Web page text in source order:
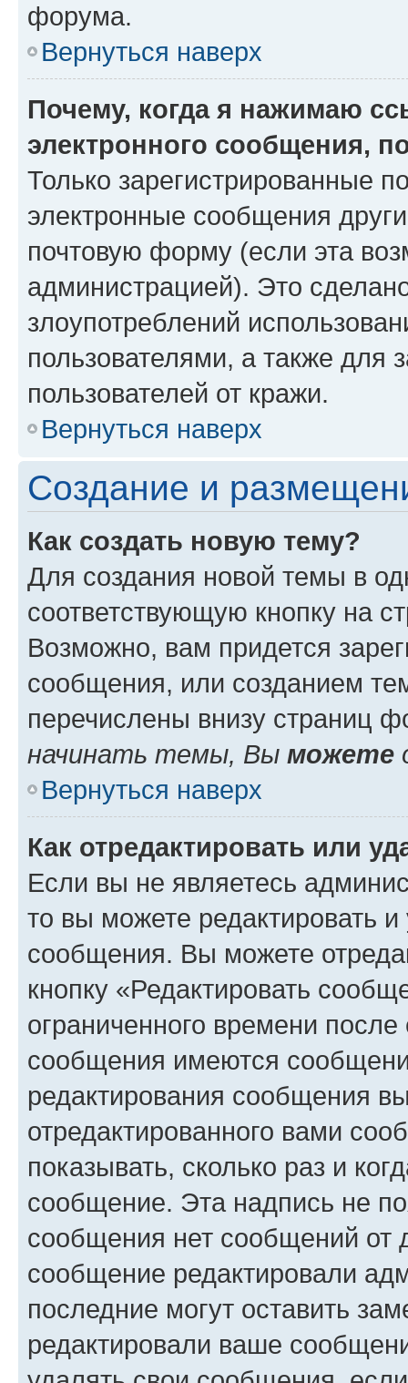
форума.
Вернуться наверх
Почему, когда я нажимаю
электронного сообщения,
Только зарегистрированные
электронные сообщения
почтовую форму (если эта
администрацией). Это
злоупотреблений
пользователями, а также для
пользователей от кражи.
Вернуться наверх
Создание и
Как создать новую тему?
Для создания новой темы в
соответствующую кнопку на
Возможно, вам придется
сообщения, или созданием
перечислены внизу страниц
начинать темы, Вы можете
Вернуться наверх
Как отредактировать или
Если вы не являетесь
то вы можете редактировать
сообщения. Вы можете
кнопку «Редактировать
ограниченного времени
сообщения имеются
редактирования сообщения
отредактированного вами
показывать, сколько раз и
сообщение. Эта надпись не
сообщения нет сообщений от
сообщение редактировали
последние могут оставить
редактировали ваше